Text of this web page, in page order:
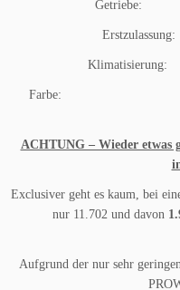
Farbe: Schwarz
ACHTUNG – Wieder etwas
Exclusiver geht es kaum, bei
nur 11.702 und davon
Aufgrund der nur sehr